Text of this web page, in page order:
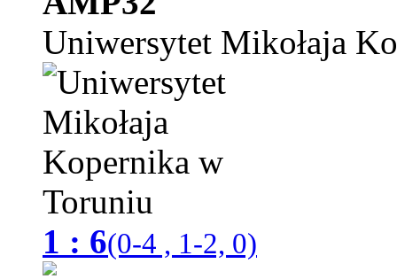
Uniwersytet Mikołaja
1 : 6(0-4 , 1-2, 0)